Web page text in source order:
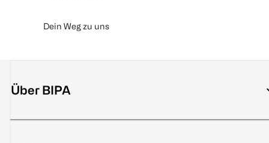
Dein Weg zu uns
Über BIPA